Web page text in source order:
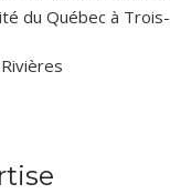
du Québec à Trois-